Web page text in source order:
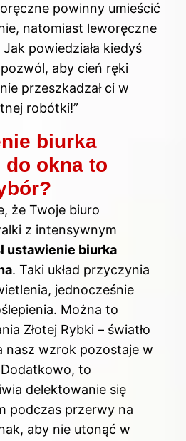
powinny umieścić
natomiast leworęczne
powiedziała kiedyś
aby cień ręki
przeszkadzał ci w
robótki!”
biurka
okna to
że Twoje biuro
z intensywnym
ustawienie biurka
. Taki układ przyczynia
jednocześnie
Można to
Złotej Rybki – światło
nasz wzrok pozostaje w
to
delektowanie się
podczas przerwy na
aby nie utonąć w